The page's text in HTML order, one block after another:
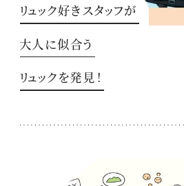
リュック好きスタッフが
大人に似合う
リュックを発見！